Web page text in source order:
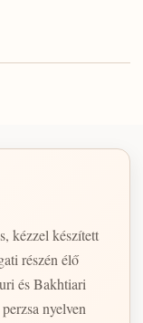
kézzel készített
részén élő
és Bakhtiari
nyelven